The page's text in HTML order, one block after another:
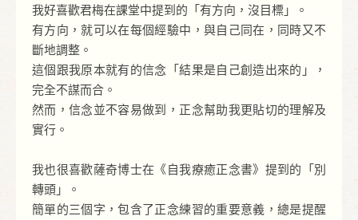
我好喜歡君梅在課堂中提到的「有方向，沒目標」。
有方向，就可以在每個經驗中，與自己同在，同時又不
斷地調整。
這個跟我原本就有的信念「結果是自己創造出來的」，
完全不謀而合。
然而，信念並不容易做到，正念幫助我更貼切的理解及
實行。
我也很喜歡薩奇博士在《自我療癒正念書》提到的「別
轉頭」。
簡單的三個字，包含了正念練習的重要意義，總是提醒